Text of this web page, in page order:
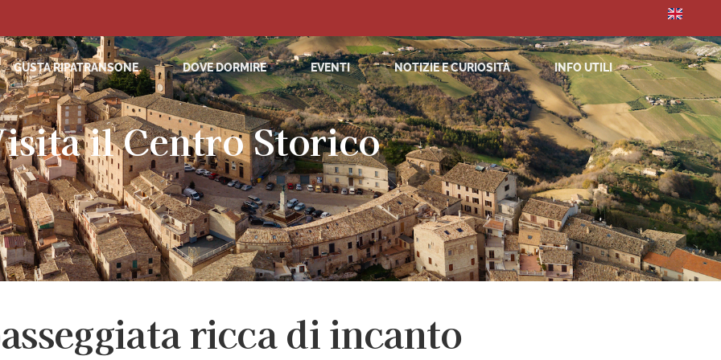
GUSTA RIPATRANSONE DOVE DORMIRE EVENTI NOTIZIE E CURIOSITÀ INFO UTILI
il Centro Storico
ricca di incanto